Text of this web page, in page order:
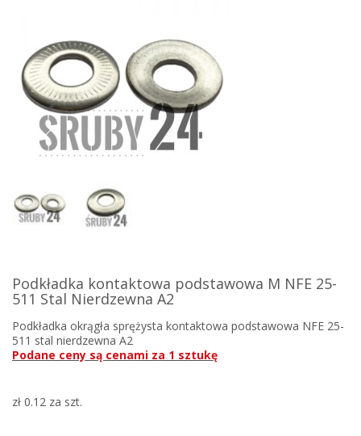
Podkładka kontaktowa podstawowa M NFE 25-
511 Stal Nierdzewna A2
Podkładka okrągła sprężysta kontaktowa podstawowa NFE 25-
511 stal nierdzewna A2
Podane ceny są cenami za 1 sztukę
zł 0.12 za szt.